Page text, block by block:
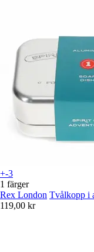
+-3
1 färger
Rex London Tvålkopp i
119,00 kr